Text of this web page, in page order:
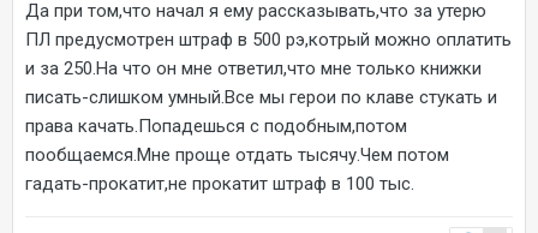
Да при том,что начал я ему рассказывать,что за утерю
ПЛ предусмотрен штраф в 500 рэ,котрый можно оплатить
и за 250.На что он мне ответил,что мне только книжки
писать-слишком умный.Все мы герои по клаве стукать и
права качать.Попадешься с подобным,потом
пообщаемся.Мне проще отдать тысячу.Чем потом
гадать-прокатит,не прокатит штраф в 100 тыс.